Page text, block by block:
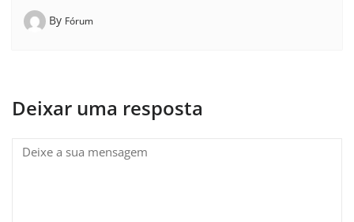
By Fórum
Deixar uma resposta